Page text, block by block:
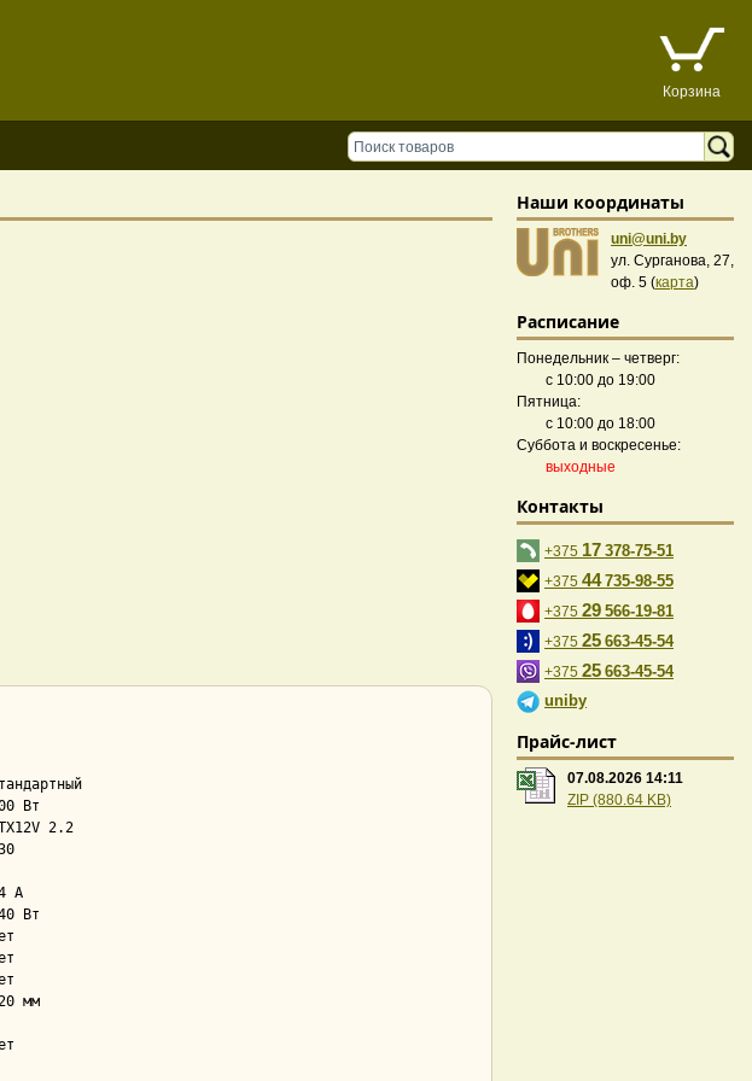
Корзина
Наши координаты
uni@uni.by
ул. Сурганова, 27,
оф. 5 (карта)
Расписание
Понедельник – четверг:
с 10:00 до 19:00
Пятница:
с 10:00 до 18:00
Суббота и воскресенье:
выходные
Контакты
+375 17 378-75-51
+375 44 735-98-55
+375 29 566-19-81
+375 25 663-45-54
+375 25 663-45-54
uniby
Прайс-лист
07.08.2026 14:11
ZIP (880.64 KB)